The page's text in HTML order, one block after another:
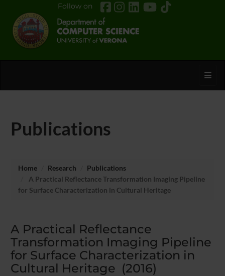
Follow on
Publications
Home Research
Publications
A Practical Reflectance Transformation Imaging Pipeline
for Surface Characterization in Cultural Heritage
A Practical Reflectance
Transformation Imaging Pipeline
for Surface Characterization in
Cultural Heritage (2016)